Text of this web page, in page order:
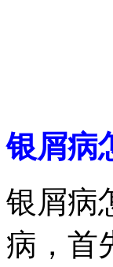
银屑病
银屑病
病，首